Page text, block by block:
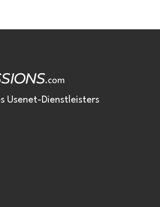
Usenet-Dienstleisters